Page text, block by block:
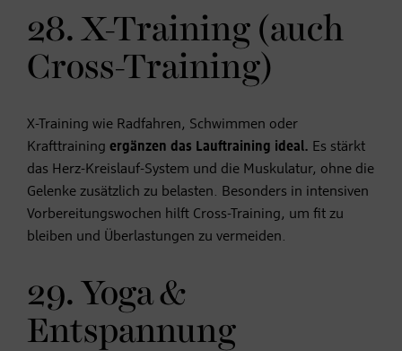
28. X-Training (auch
Cross-Training)
X-Training wie Radfahren, Schwimmen oder
Krafttraining ergänzen das Lauftraining ideal. Es stärkt
das Herz-Kreislauf-System und die Muskulatur, ohne die
Gelenke zusätzlich zu belasten. Besonders in intensiven
Vorbereitungswochen hilft Cross-Training, um fit zu
bleiben und Überlastungen zu vermeiden.
29. Yoga &
Entspannung